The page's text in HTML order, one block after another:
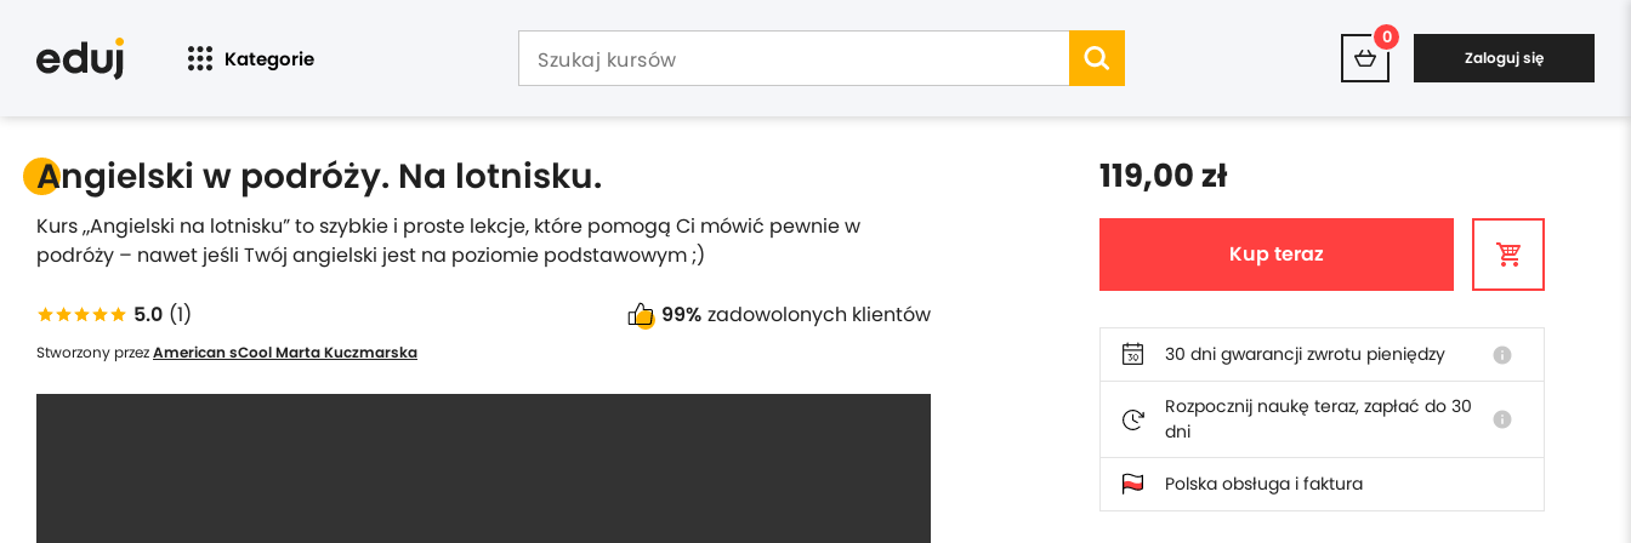
Kategorie
0
Zaloguj się
Angielski w podróży. Na lotnisku.
Kurs „Angielski na lotnisku” to szybkie i proste lekcje, które pomogą Ci mówić pewnie w
podróży – nawet jeśli Twój angielski jest na poziomie podstawowym ;)
5.0 (1) 99% zadowolonych klientów
Stworzony przezAmerican sCool Marta Kuczmarska
119,00 zł
Kup teraz
30 dni gwarancji zwrotu pieniędzy info
Rozpocznij naukę teraz, zapłać do 30
dni
info
Polska obsługa i faktura